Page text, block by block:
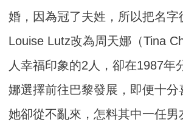
婚，因為冠了夫姓，所以把名字
Louise Lutz改為周天娜（Tina
人幸福印象的2人，卻在1987年
娜選擇前往巴黎發展，即便十分
她卻從不亂來，怎料其中一任男